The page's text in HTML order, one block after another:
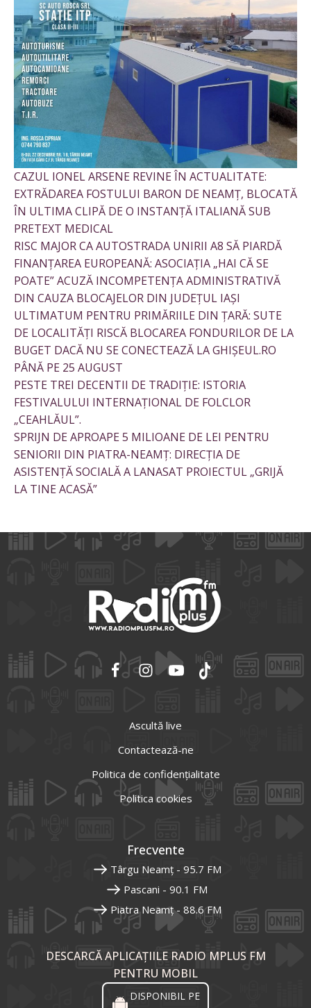
CAZUL IONEL ARSENE REVINE ÎN ACTUALITATE:
EXTRĂDAREA FOSTULUI BARON DE NEAMȚ, BLOCATĂ
ÎN ULTIMA CLIPĂ DE O INSTANȚĂ ITALIANĂ SUB
PRETEXT MEDICAL
RISC MAJOR CA AUTOSTRADA UNIRII A8 SĂ PIARDĂ
FINANȚAREA EUROPEANĂ: ASOCIAȚIA „HAI CĂ SE
POATE” ACUZĂ INCOMPETENȚA ADMINISTRATIVĂ
DIN CAUZA BLOCAJELOR DIN JUDEȚUL IAȘI
ULTIMATUM PENTRU PRIMĂRIILE DIN ȚARĂ: SUTE
DE LOCALITĂȚI RISCĂ BLOCAREA FONDURILOR DE LA
BUGET DACĂ NU SE CONECTEAZĂ LA GHIȘEUL.RO
PÂNĂ PE 25 AUGUST
PESTE TREI DECENTII DE TRADIȚIE: ISTORIA
FESTIVALULUI INTERNAȚIONAL DE FOLCLOR
„CEAHLĂUL”.
SPRIJN DE APROAPE 5 MILIOANE DE LEI PENTRU
SENIORII DIN PIATRA-NEAMȚ: DIRECȚIA DE
ASISTENȚĂ SOCIALĂ A LANASAT PROIECTUL „GRIJĂ
LA TINE ACASĂ”
Ascultă live
Contactează-ne
Politica de confidențialitate
Politica cookies
Frecvente
Târgu Neamț - 95.7 FM
Pascani - 90.1 FM
Piatra Neamț - 88.6 FM
DESCARCĂ APLICAȚIILE RADIO MPLUS FM
PENTRU MOBIL
DISPONIBIL PE